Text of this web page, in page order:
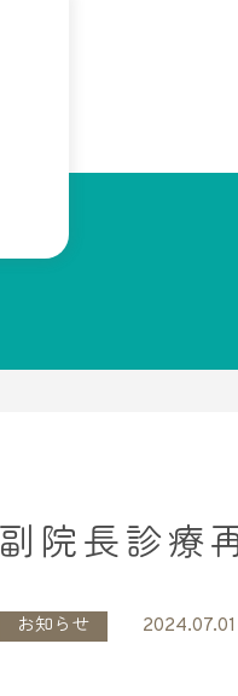
副院長診療
お知らせ 2024.07.01